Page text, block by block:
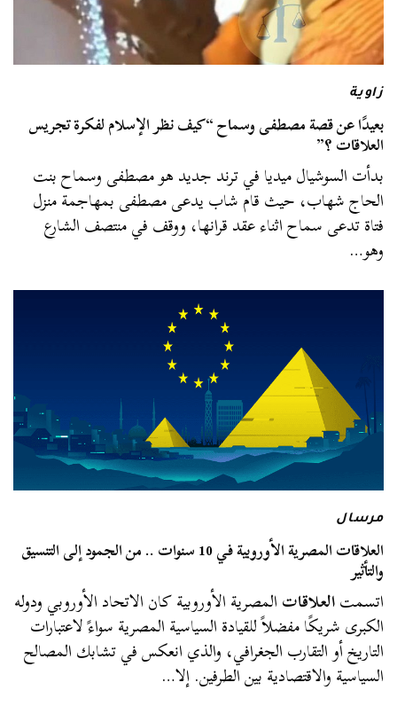
زاوية
بعيدًا عن قصة مصطفى وسماح “كيف نظر الإسلام لفكرة تجريس
العلاقات ؟”
بدأت السوشيال ميديا في ترند جديد هو مصطفى وسماح بنت
الحاج شهاب، حيث قام شاب يدعى مصطفى بمهاجمة منزل
فتاة تدعى سماح اثناء عقد قرانها، ووقف في منتصف الشارع
وهو…
مرسال
العلاقات المصرية الأوروبية في 10 سنوات .. من الجمود إلى التنسيق
والتأثير
اتسمتالعلاقاتالمصرية الأوروبية كان الاتحاد الأوروبي ودوله
الكبرى شريكًا مفضلاً للقيادة السياسية المصرية سواءً لاعتبارات
التاريخ أو التقارب الجغرافي، والذي انعكس في تشابك المصالح
السياسية والاقتصادية بين الطرفين. إلا…